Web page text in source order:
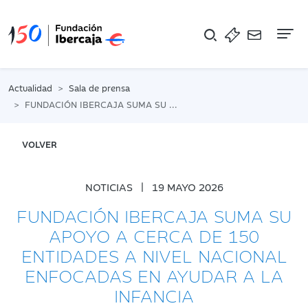
Actualidad
Sala de prensa
FUNDACIÓN IBERCAJA SUMA SU APOYO A CERCA DE 150 ENTIDADES A NIVEL NACIONAL ENFOCADAS EN AYUDAR A LA INFANCIA
VOLVER
NOTICIAS | 19 MAYO 2026
FUNDACIÓN IBERCAJA SUMA SU
APOYO A CERCA DE 150
ENTIDADES A NIVEL NACIONAL
ENFOCADAS EN AYUDAR A LA
INFANCIA